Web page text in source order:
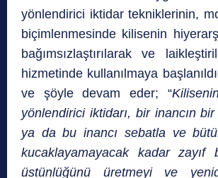
yönlendirici iktidar tekniklerinin,
biçimlenmesinde kilisenin
bağımsızlaştırılarak ve
hizmetinde kullanılmaya
ve şöyle de­vam eder; “
yönlendirici iktidarı, bir inancın
ya da bu inancı sebatla ve
kucaklayamayacak kadar zayıf
üstünlüğünü üretmeyi ve